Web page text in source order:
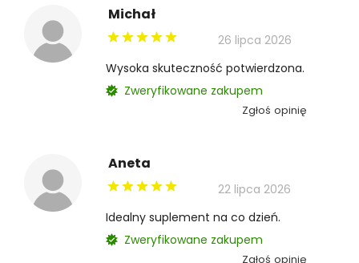
Michał
26 lipca 2026
Wysoka skuteczność potwierdzona.
Zweryfikowane zakupem
Zgłoś opinię
Aneta
22 lipca 2026
Idealny suplement na co dzień.
Zweryfikowane zakupem
Zgłoś opinię